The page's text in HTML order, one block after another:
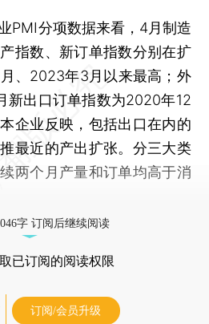
分项数据来看，4月制造
指数、新订单指数分别在扩
、2023年3月以来最高；外
新出口订单指数为2020年12
企业反映，包括出口在内的
最近的产出扩张。分三大类
两个月产量和订单均高于消
字 订阅后继续阅读
已订阅的阅读权限
订阅/会员升级